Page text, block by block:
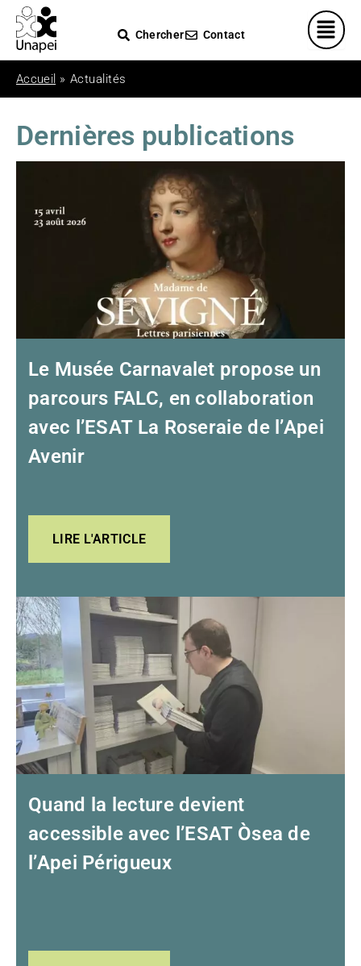
Veuillez
noter
Ce
site
Web
système
Chercher Contact
Accueil » Actualités
Dernières publications
Le Musée Carnavalet propose un
parcours FALC, en collaboration
avec l’ESAT La Roseraie de l’Apei
Avenir
LIRE L'ARTICLE
Quand la lecture devient
accessible avec l’ESAT Òsea de
l’Apei Périgueux